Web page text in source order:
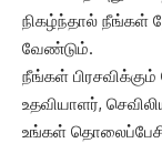
நிகழ்ந்தால் நீங்கள்
வேண்டும்.
நீங்கள்
உதவியாளர்,
உங்கள்